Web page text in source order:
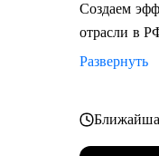
Создаем
отрасли в
Развернуть